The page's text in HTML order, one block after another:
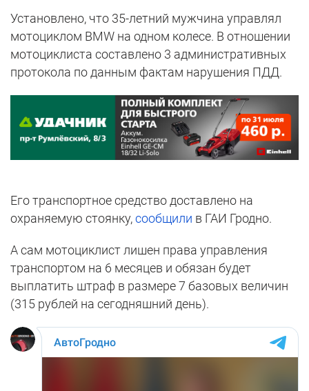
Установлено, что 35-летний мужчина управлял
мотоциклом BMW на одном колесе. В отношении
мотоциклиста составлено 3 административных
протокола по данным фактам нарушения ПДД.
Его транспортное средство доставлено на
охраняемую стоянку,сообщили в ГАИ Гродно.
А сам мотоциклист лишен права управления
транспортом на 6 месяцев и обязан будет
выплатить штраф в размере 7 базовых величин
(315 рублей на сегодняшний день).